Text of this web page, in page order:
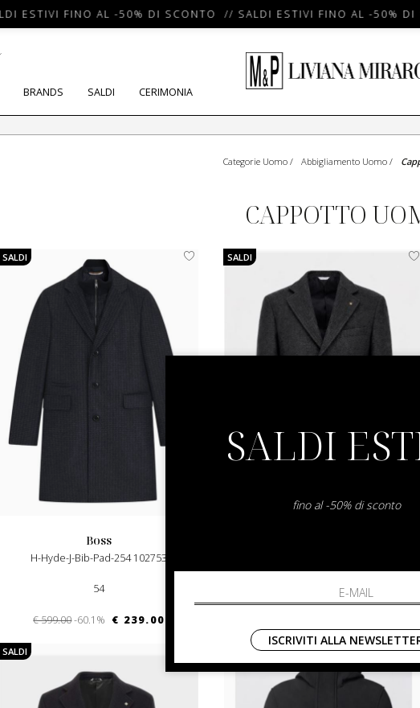
ESTIVI FINO AL -50% DI SCONTO // SALDI ESTIVI FINO AL -50%
BRANDS SALDI CERIMONIA
Categorie Uomo / Abbigliamento Uomo /
CAPPOTTO
SALDI
boss
H-Hyde-J-Bib-Pad-254 102753
54
€ 599.00-60.1% € 239.00
SALDI
SALDI
SALDI
fino al -50% di sconto
ISCRIVITI ALLA